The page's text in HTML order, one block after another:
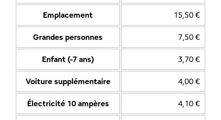
Emplacement 15,50 €
Grandes personnes 7,50 €
Enfant (-7 ans) 3,70 €
Voiture supplémentaire 4,00 €
Électricité 10 ampères 4,10 €